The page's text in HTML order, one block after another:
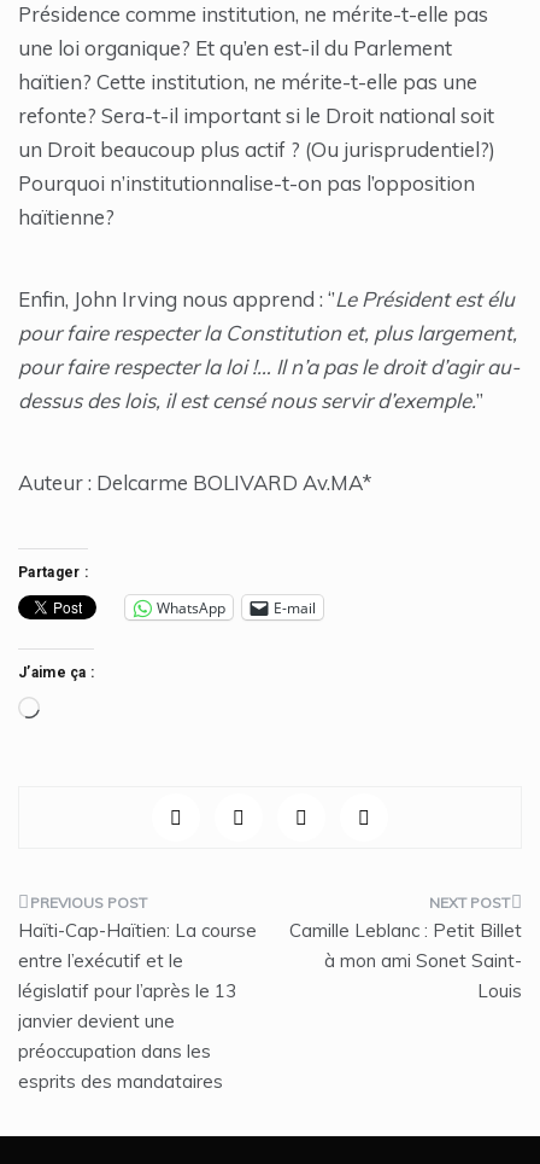
Présidence comme institution, ne mérite-t-elle pas
une loi organique? Et qu’en est-il du Parlement
haïtien? Cette institution, ne mérite-t-elle pas une
refonte? Sera-t-il important si le Droit national soit
un Droit beaucoup plus actif ? (Ou jurisprudentiel?)
Pourquoi n’institutionnalise-t-on pas l’opposition
haïtienne?
Enfin, John Irving nous apprend : ‘’Le Président est élu
pour faire respecter la Constitution et, plus largement,
pour faire respecter la loi !… Il n’a pas le droit d’agir au-
dessus des lois, il est censé nous servir d’exemple.’’
Auteur : Delcarme BOLIVARD Av.MA*
Partager :
WhatsApp E-mail
J’aime ça :
Chargement…
Navigation
de
l’article
Haïti-Cap-Haïtien: La course
entre l’exécutif et le
législatif pour l’après le 13
janvier devient une
préoccupation dans les
esprits des mandataires
Camille Leblanc : Petit Billet
à mon ami Sonet Saint-
Louis